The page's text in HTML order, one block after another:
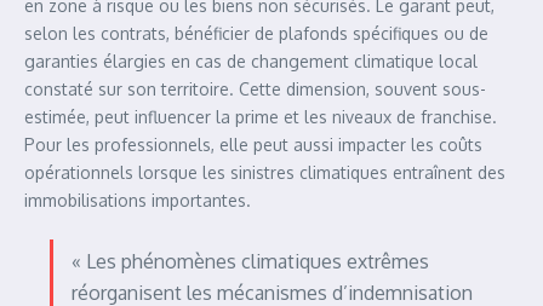
en zone à risque ou les biens non sécurisés. Le garant peut,
selon les contrats, bénéficier de plafonds spécifiques ou de
garanties élargies en cas de changement climatique local
constaté sur son territoire. Cette dimension, souvent sous-
estimée, peut influencer la prime et les niveaux de franchise.
Pour les professionnels, elle peut aussi impacter les coûts
opérationnels lorsque les sinistres climatiques entraînent des
immobilisations importantes.
« Les phénomènes climatiques extrêmes
réorganisent les mécanismes d’indemnisation